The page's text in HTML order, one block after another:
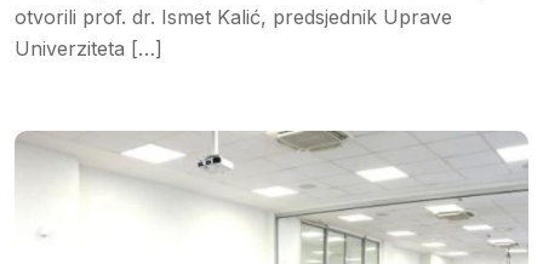
otvorili prof. dr. Ismet Kalić, predsjednik Uprave
Univerziteta […]